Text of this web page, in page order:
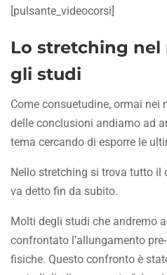
[pulsante_videocorsi]
Lo stretching nel
gli studi
Come consuetudine, ormai
delle conclusioni andiamo ad
tema cercando di esporre le
Nello stretching si trova tutto il
va detto fin da subito.
Molti degli studi che andremo
confrontato l’allungamento
fisiche. Questo confronto è